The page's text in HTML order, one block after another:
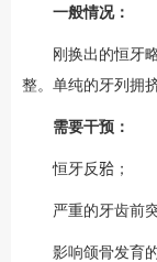
一般情况：
刚换出的恒牙
整。单纯的牙列拥
需要干预：
恒牙反𬌗；
严重的牙齿前
影响颌骨发育